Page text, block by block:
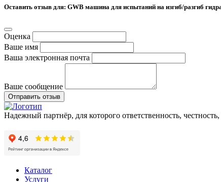
Оставить отзыв для: GWB машина для испытаний на изгиб/разгиб
Оценка
Ваше имя
Ваша электронная почта
Ваше сообщение
Отправить отзыв
Надежный партнёр, для которого ответственность,
Каталог
Услуги